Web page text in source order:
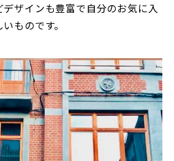
ザインも豊富で自分のお気に入
ものです。